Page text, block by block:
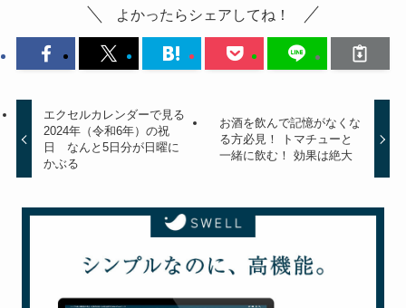
よかったらシェアしてね！
エクセルカレンダーで見る
2024年（令和6年）の祝
日 なんと5日分が日曜に
かぶる
お酒を飲んで記憶がなくな
る方必見！ トマチューと
一緒に飲む！ 効果は絶大